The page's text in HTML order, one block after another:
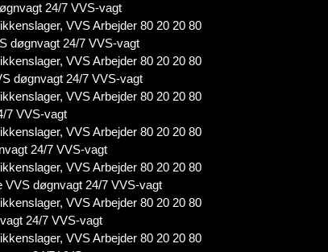
24/7 VVS-vagt
VVS Arbejder 80 20 20 80
døgnvagt 24/7 VVS-vagt
VVS Arbejder 80 20 20 80
døgnvagt 24/7 VVS-vagt
VVS Arbejder 80 20 20 80
7 VVS-vagt
VVS Arbejder 80 20 20 80
24/7 VVS-vagt
VVS Arbejder 80 20 20 80
VVS døgnvagt 24/7 VVS-vagt
VVS Arbejder 80 20 20 80
24/7 VVS-vagt
VVS Arbejder 80 20 20 80